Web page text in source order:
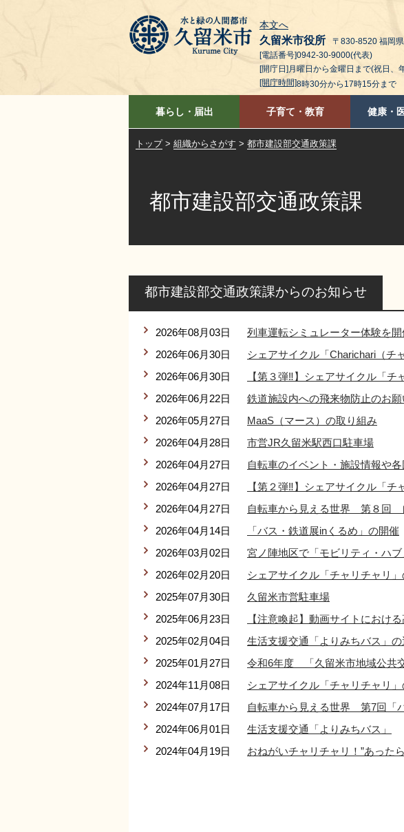
本文へ
久留米市役所 〒830-8520 福岡
[電話番号]0942-30-9000(代表)
[開庁日]月曜日から金曜日まで(祝日、
[開庁時間]8時30分から17時15分まで
暮らし・届出 子育て・教育 健康・
トップ> 組織からさがす > 都市建設部交通政策課
都市建設部交通政策課
都市建設部交通政策課からのお知らせ
2026年08月03日
列車運転シミュレーター体験を開
2026年06月30日
シェアサイクル「Charichari（チ
2026年06月30日
【第３弾‼】シェアサイクル「
2026年06月22日
鉄道施設内への飛来物防止のお願
2026年05月27日
MaaS（マース）の取り組み
2026年04月28日
市営JR久留米駅西口駐車場
2026年04月27日
自転車のイベント・施設情報や
2026年04月27日
【第２弾‼】シェアサイクル「
2026年04月27日
自転車から見える世界 第８回
2026年04月14日
「バス・鉄道展inくるめ」の開催
2026年03月02日
宮ノ陣地区で「モビリティ・ハ
2026年02月20日
シェアサイクル「チャリチャリ
2025年07月30日
久留米市営駐車場
2025年06月23日
【注意喚起】動画サイトにおけ
2025年02月04日
生活支援交通「よりみちバス」
2025年01月27日
令和6年度 「久留米市地域公共
2024年11月08日
シェアサイクル「チャリチャリ
2024年07月17日
自転車から見える世界 第7回「
2024年06月01日
生活支援交通「よりみちバス」
2024年04月19日
おねがいチャリチャリ！”あった